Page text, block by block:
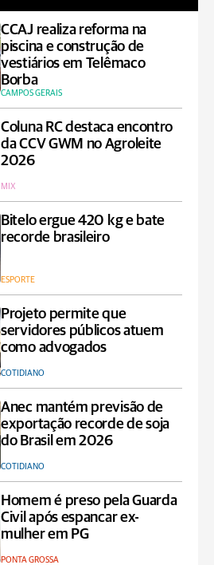
CCAJ realiza reforma na
piscina e construção de
vestiários em Telêmaco
Borba
CAMPOS GERAIS
Coluna RC destaca encontro
da CCV GWM no Agroleite
2026
MIX
Bitelo ergue 420 kg e bate
recorde brasileiro
ESPORTE
Projeto permite que
servidores públicos atuem
como advogados
COTIDIANO
Anec mantém previsão de
exportação recorde de soja
do Brasil em 2026
COTIDIANO
Homem é preso pela Guarda
Civil após espancar ex-
mulher em PG
PONTA GROSSA